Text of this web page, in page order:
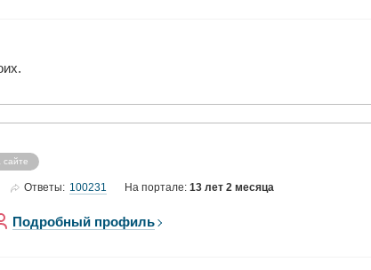
сайте
Ответы: 100231 На портале: 13 лет 2 месяца
Подробный профиль